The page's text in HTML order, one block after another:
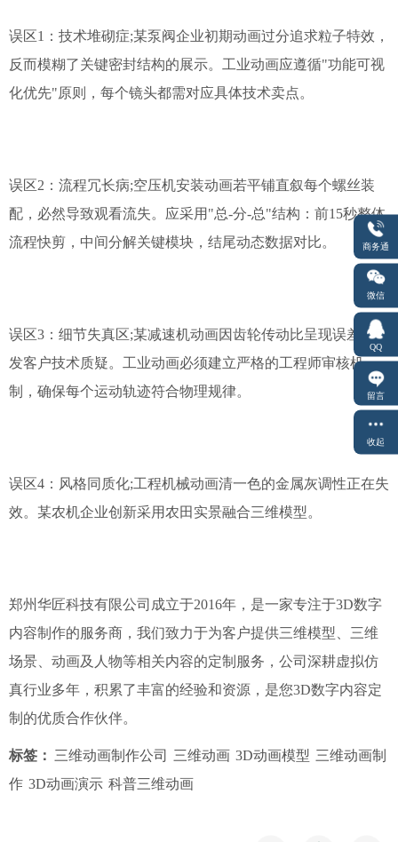
误区1：技术堆砌症;某泵阀企业初期动画过分追求粒子特效，
反而模糊了关键密封结构的展示。工业动画应遵循"功能可视
化优先"原则，每个镜头都需对应具体技术卖点。
误区2：流程冗长病;空压机安装动画若平铺直叙每个螺丝装
配，必然导致观看流失。应采用"总-分-总"结构：前15秒整体
流程快剪，中间分解关键模块，结尾动态数据对比。
误区3：细节失真区;某减速机动画因齿轮传动比呈现误差，引
发客户技术质疑。工业动画必须建立严格的工程师审核机
制，确保每个运动轨迹符合物理规律。
误区4：风格同质化;工程机械动画清一色的金属灰调性正在失
效。某农机企业创新采用农田实景融合三维模型。
郑州华匠科技有限公司成立于2016年，是一家专注于3D数字
内容制作的服务商，我们致力于为客户提供三维模型、三维
场景、动画及人物等相关内容的定制服务，公司深耕虚拟仿
真行业多年，积累了丰富的经验和资源，是您3D数字内容定
制的优质合作伙伴。
标签： 三维动画制作公司 三维动画 3D动画模型 三维动画制
作 3D动画演示 科普三维动画
商务通
微信
QQ
留言
收起